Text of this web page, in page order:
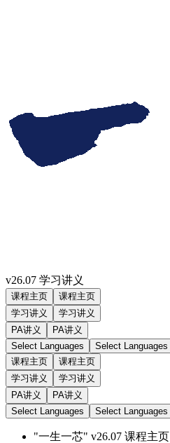
v26.07 学习讲义
课程主页
课程主页
学习讲义
学习讲义
PA讲义
PA讲义
Select Languages
Select Languages
课程主页
课程主页
学习讲义
学习讲义
PA讲义
PA讲义
Select Languages
Select Languages
"一生一芯" v26.07 课程主页